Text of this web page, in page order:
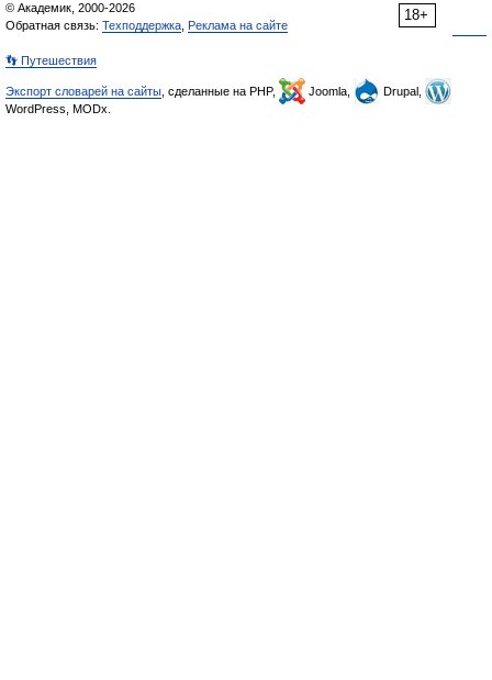
18+
© Академик, 2000-2026
Обратная связь: Техподдержка Реклама на сайте
👣 Путешествия
Экспорт словарей на сайты , сделанные на PHP, Joomla,
Drupal,
WordPress, MODx.